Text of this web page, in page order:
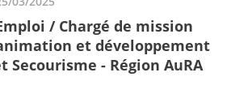
/ Chargé de mission
et développement
Secourisme - Région AuRA